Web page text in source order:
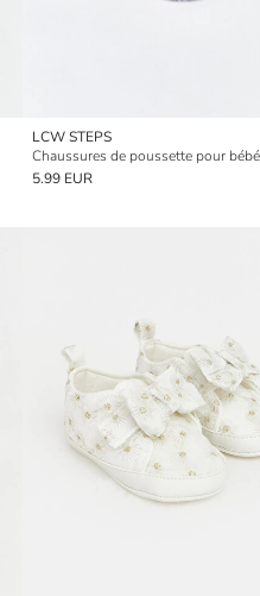
LCW STEPS
5.99 EUR